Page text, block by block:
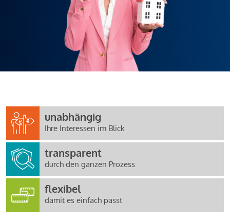
unabhängig
Ihre Interessen im Blick
transparent
durch den ganzen Prozess
flexibel
damit es einfach passt